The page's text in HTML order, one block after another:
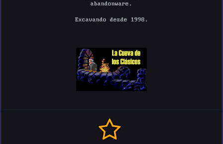
abandonware.
Excavando desde 1998.